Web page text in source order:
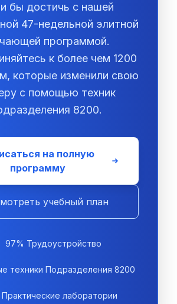
бы достичь с нашей
47-недельной элитной
программой.
к более чем 1200
которые изменили свою
с помощью техник
8200.
на полную
программу
учебный план
97% Трудоустройство
техники Подразделения 8200
лаборатории